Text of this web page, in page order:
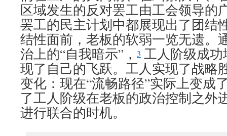
区域发生的反对罢工由工会领导的
罢工的民主计划中都展现出了团结
结性面前，老板的软弱一览无遗。
治上的“自我暗示”， 3 工人阶级成
现了自己的飞跃。工人实现了战略
变化：现在“流畅路径”实际上变成
了工人阶级在老板的政治控制之外
进行联合的时机。